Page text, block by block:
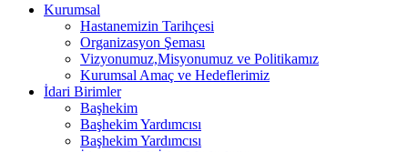
Kurumsal
Hastanemizin Tarihçesi
Organizasyon Şeması
Vizyonumuz,Misyonumuz ve Politikamız
Kurumsal Amaç ve Hedeflerimiz
İdari Birimler
Başhekim
Başhekim Yardımcısı
Başhekim Yardımcısı